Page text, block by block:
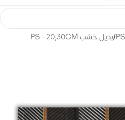
/بديل خشب PS - 20,30CM